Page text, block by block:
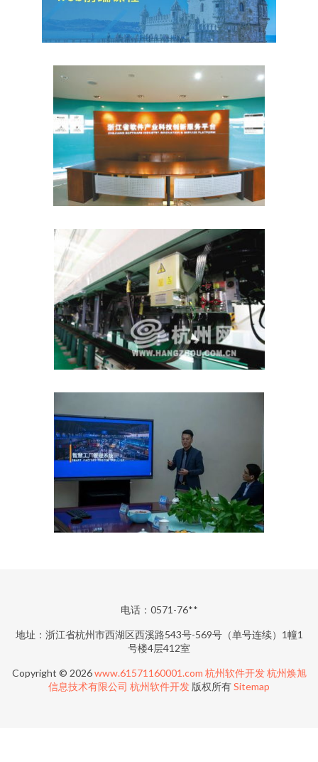
电话：0571-76**
地址：浙江省杭州市西湖区西溪路543号-569号（单号连续）1幢1
号楼4层412室
Copyright © 2026www.61571160001.com 杭州软件开发 杭州焕旭
信息技术有限公司 杭州软件开发 版权所有Sitemap